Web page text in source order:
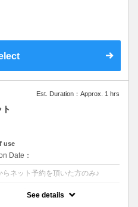
Est. Duration：Approx. 1 hrs
use
Date：
らネット予約を頂いた方のみ♪
See details